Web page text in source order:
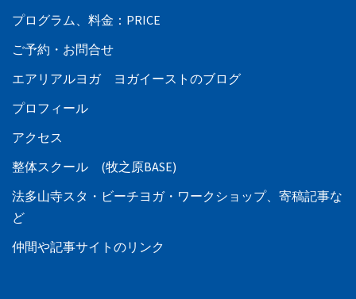
プログラム、料金：PRICE
ご予約・お問合せ
エアリアルヨガ ヨガイーストのブログ
プロフィール
アクセス
整体スクール (牧之原BASE)
法多山寺スタ・ビーチヨガ・ワークショップ、寄稿記事な
ど
仲間や記事サイトのリンク